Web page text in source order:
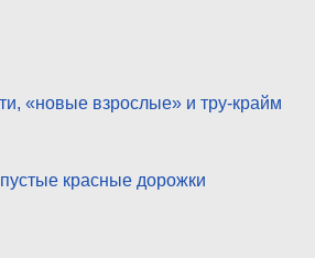
«новые взрослые» и тру-крайм
красные дорожки